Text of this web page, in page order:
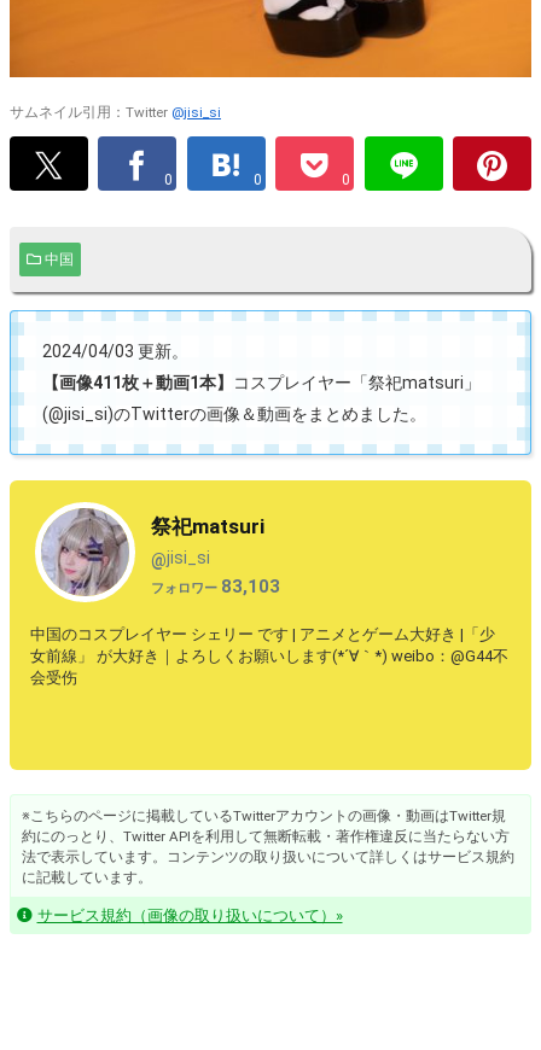
サムネイル引用：Twitter @jisi_si
0 0 0
中国
2024/04/03 更新。
【画像411枚＋動画1本】
コスプレイヤー「祭祀matsuri」
(@jisi_si)のTwitterの画像＆動画をまとめました。
祭祀matsuri
@jisi_si
フォロワー 83,103
中国のコスプレイヤー シェリー です | アニメとゲーム大好き |「少
女前線」 が大好き｜よろしくお願いします(*´∀｀*) weibo：@G44不
会受伤
※こちらのページに掲載しているTwitterアカウントの画像・動画はTwitter規
約にのっとり、Twitter APIを利用して無断転載・著作権違反に当たらない方
法で表示しています。コンテンツの取り扱いについて詳しくはサービス規約
に記載しています。
サービス規約（画像の取り扱いについて）»